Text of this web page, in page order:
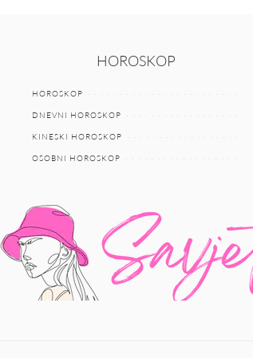
HOROSKOP
HOROSKOP
DNEVNI HOROSKOP
KINESKI HOROSKOP
OSOBNI HOROSKOP